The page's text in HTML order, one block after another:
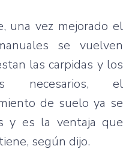
, una vez mejorado el
sevuelven
las carpidas y los
necesarios, el
de suelo ya se
y es la ventaja que
, según dijo.